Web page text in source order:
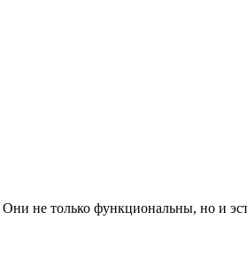
не только функциональны, но и